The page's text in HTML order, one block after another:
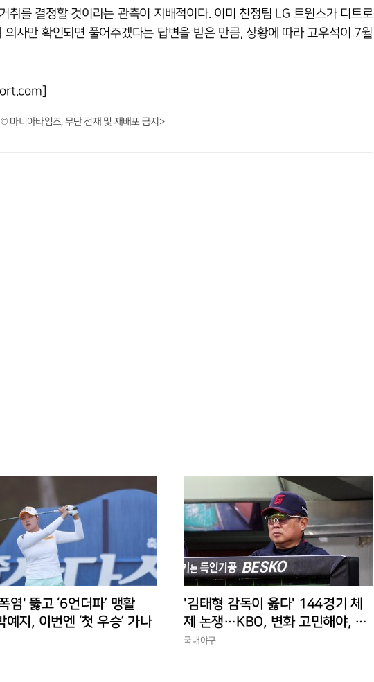
취를 결정할 것이라는 관측이 지배적이다. 이미 친정팀 LG 트윈스가 디트로
사만 확인되면 풀어주겠다는 답변을 받은 만큼, 상황에 따라 고우석이 7월
마니아타임즈, 무단 전재 및 재배포 금지>
염' 뚫고 ‘6언더파’ 맹활
예지, 이번엔 ‘첫 우승’ 가나
'김태형 감독이 옳다' 144경기 체
제 논쟁…KBO, 변화 고민해야, 환
경에 맞는 경기 수가 바람직
국내야구